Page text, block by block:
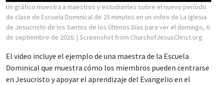
Un gráfico muestra a maestros y estudiantes sobre el nuevo período
de clase de Escuela Dominical de 25 minutos en un video de La Iglesia
de Jesucristo de los Santos de los Últimos Días para ver el domingo, 6
de septiembre de 2026. | Screenshot from ChurchofJesusChrist.org
El video incluye el ejemplo de una maestra de la Escuela
Dominical que muestra cómo los miembros pueden centrarse
en Jesucristo y apoyar el aprendizaje del Evangelio en el